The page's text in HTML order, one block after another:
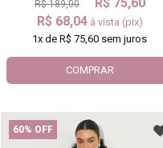
R$ 189,00
R$ 68,04 à vista (pix)
1x deR$ 75,60 sem juros
COMPRAR
60% OFF